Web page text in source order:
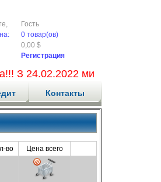
Гость
0 товар(ов)
0,00 $
Регистрация
З 24.02.2022 ми не
Контакты
во Цена всего